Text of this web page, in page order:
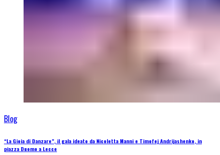
Blog
“La Gioia di Danzare”, il gala ideato da Nicoletta Manni e Timofej Andrijashenko, in
piazza Duomo a Lecce